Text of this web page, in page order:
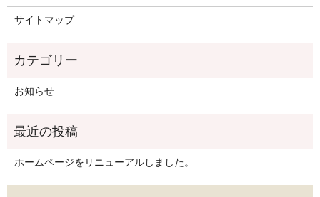
サイトマップ
お知らせ
ホームページをリニューアルしました。